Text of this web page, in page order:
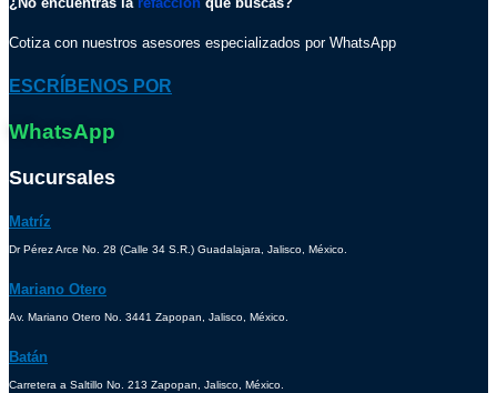
Cotiza con nuestros asesores especializados por WhatsApp
ESCRÍBENOS POR
WhatsApp
Sucursales
Matríz
Dr Pérez Arce No. 28 (Calle 34 S.R.) Guadalajara, Jalisco, México.
Mariano Otero
Av. Mariano Otero No. 3441 Zapopan, Jalisco, México.
Batán
Carretera a Saltillo No. 213 Zapopan, Jalisco, México.